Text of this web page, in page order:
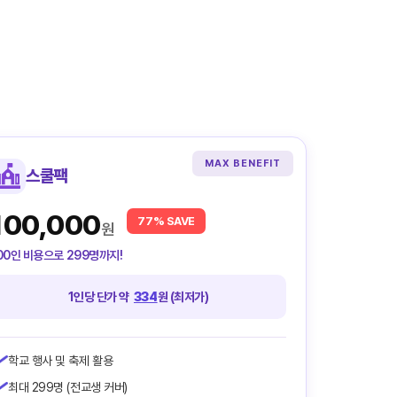
MAX BENEFIT
스쿨팩
원 77% SAVE
인 비용으로 299명까지!
1인당 단가 약 334원 (최저가)
학교 행사 및 축제 활용
최대 299명 (전교생 커버)